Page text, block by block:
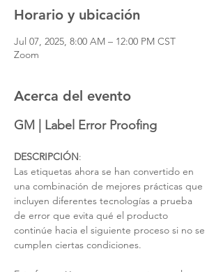
Horario y ubicación
Jul 07, 2025, 8:00 AM – 12:00 PM CST
Zoom
Acerca del evento
GM | Label Error Proofing
DESCRIPCIÓN:
Las etiquetas ahora se han convertido en
una combinación de mejores prácticas que
incluyen diferentes tecnologías a prueba
de error que evita qué el producto
continúe hacia el siguiente proceso si no se
cumplen ciertas condiciones.